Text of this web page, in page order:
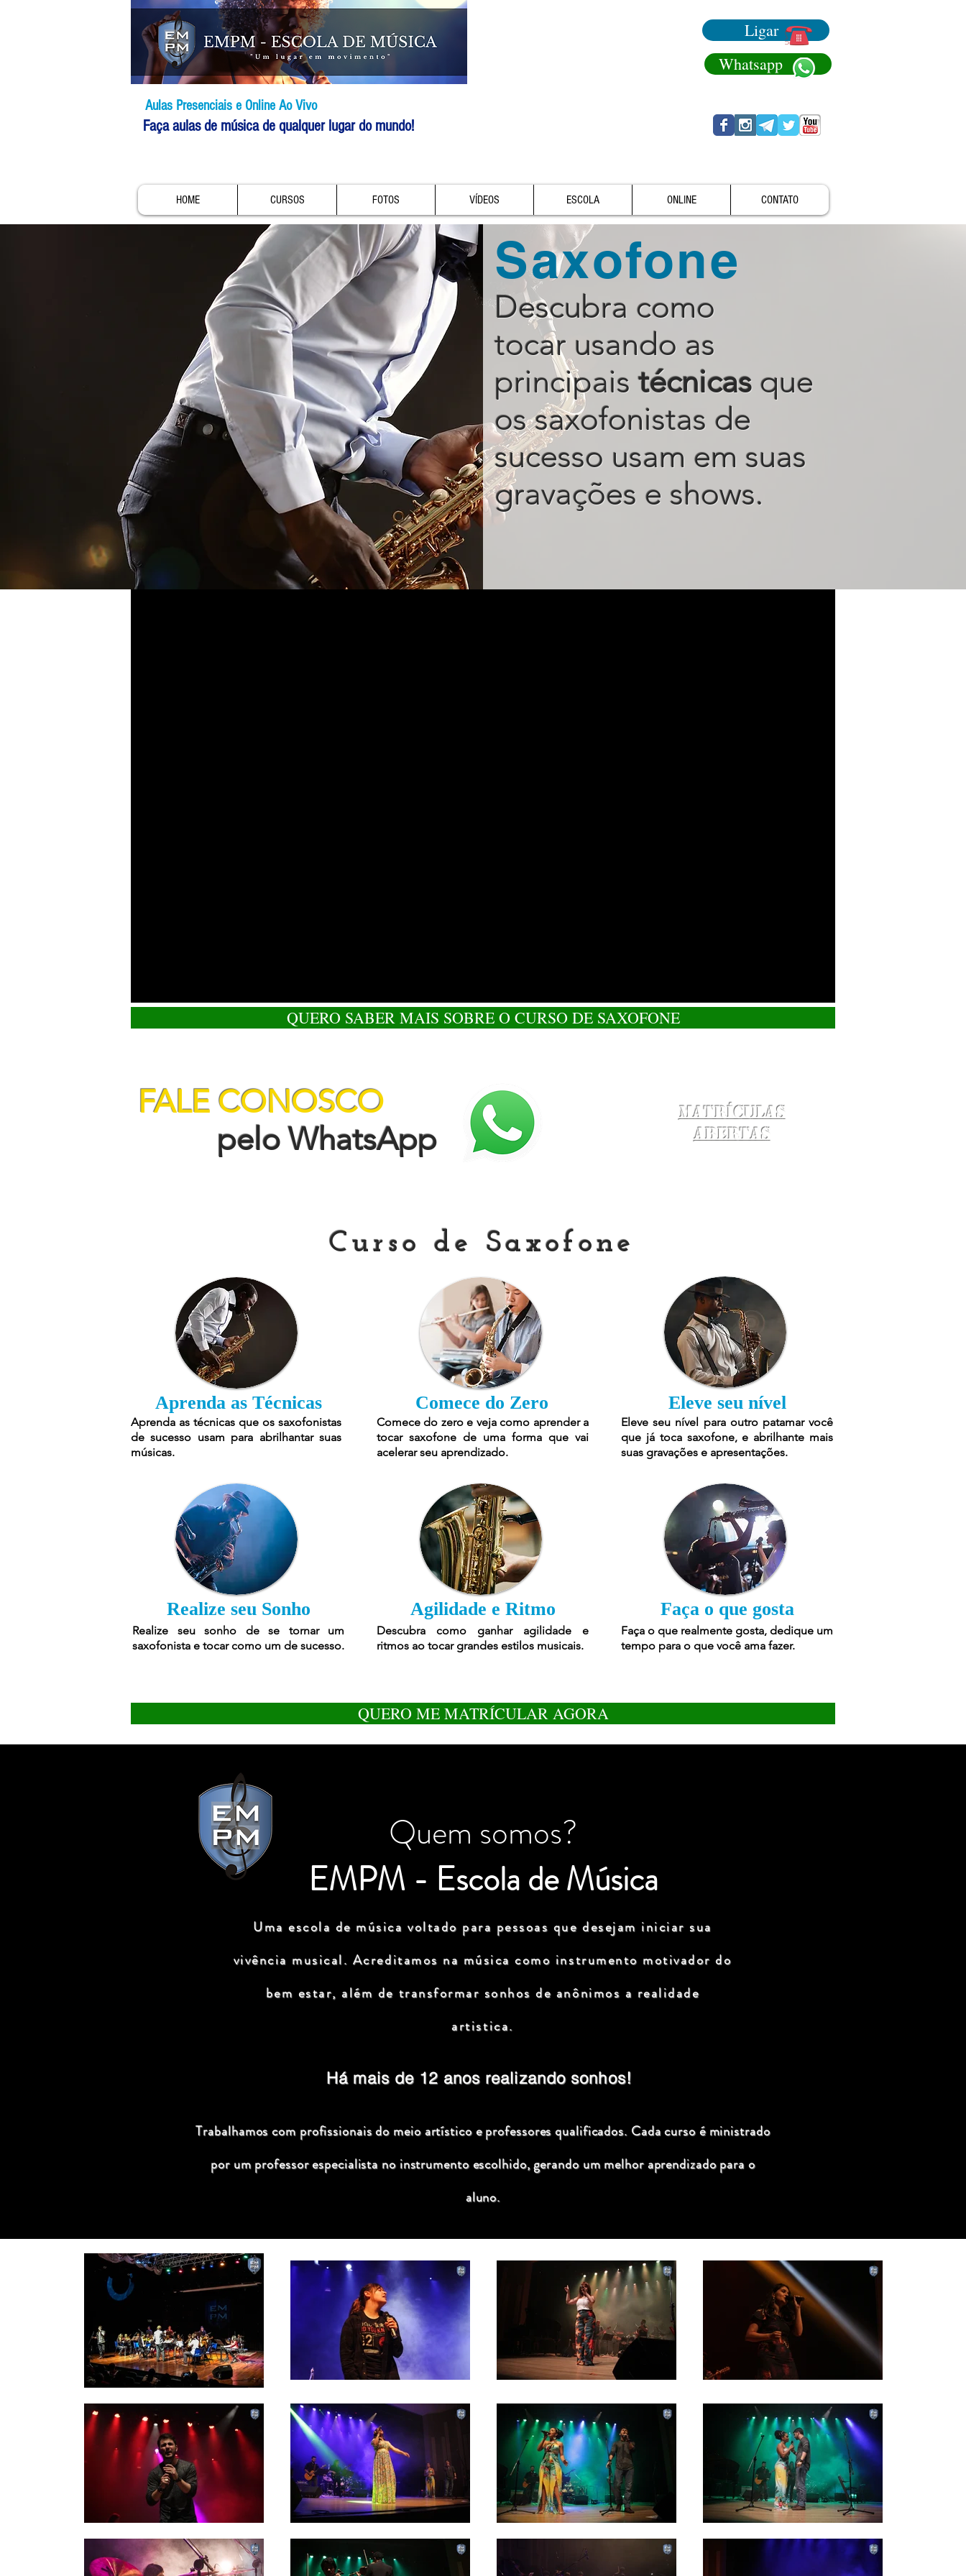
Ligar
Whatsapp
Aulas Presenciais e Online Ao Vivo
Faça aulas de música de qualquer lugar do mundo!
HOME CURSOS FOTOS VÍDEOS ESCOLA ONLINE CONTATO
Saxofone
Descubra como
tocar usando as
principaistécnicas que
os saxofonistas de
sucesso usam em suas
gravações e shows.
QUERO SABER MAIS SOBRE O CURSO DE SAXOFONE
FALE CONOSCO
pelo WhatsApp
Matrículas
Abertas
Curso de Saxofone
Aprenda as Técnicas
Aprenda as técnicas que os saxofonistas
de sucesso usam para abrilhantar suas
músicas.
Realize seu Sonho
Realize seu sonho de se tornar um
saxofonista e tocar como um de sucesso.
Comece do Zero
Comece do zero e veja como aprender a
tocar saxofone de uma forma que vai
acelerar seu aprendizado.
Agilidade e Ritmo
Descubra como ganhar agilidade e
ritmos ao tocar grandes estilos musicais.
Eleve seu nível
Eleve seu nível para outro patamar você
que já toca saxofone, e abrilhante mais
suas gravações e apresentações.
Faça o que gosta
Faça o que realmente gosta, dedique um
tempo para o que você ama fazer.
QUERO ME MATRÍCULAR AGORA
Quem somos?
EMPM - Escola de Música
Uma escola de música voltado para pessoas que desejam iniciar sua
vivência musical. Acreditamos na música como instrumento motivador do
bem estar, além de transformar sonhos de anônimos a realidade
artistica.
Há mais de 12 anos realizando sonhos!
Trabalhamos com profissionais do meio artístico e professores qualificados. Cada curso é ministrado
por um professor especialista no instrumento escolhido, gerando um melhor aprendizado para o
aluno.